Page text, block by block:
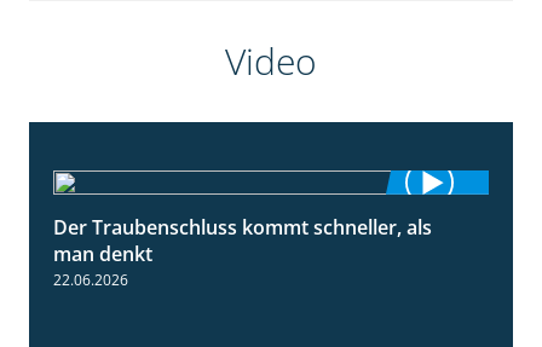
Video
2:39
Der Traubenschluss kommt schneller, als
man denkt
22.06.2026